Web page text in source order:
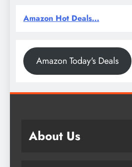
Amazon Hot Deals...
Amazon Today's Deals
About Us